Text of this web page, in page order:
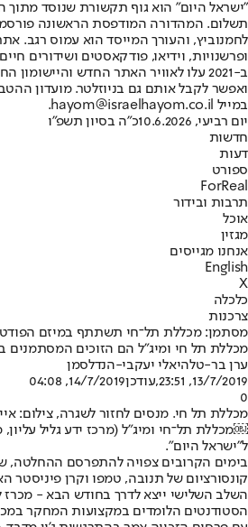
"ישראל היום" הוא גוף תקשורת שנוסד מתוך
ופרשנויות, וידיאו, פודקאסטים ושידורים
ב-2021 עלו לאוויר האתר החדש
ואפשר לקבל אותם גם בניוזלטר. מועדון
במייל hayom@israelhayom.co.il.
יום רביעי, 10.6.2026
כ"ה בסיון תשפ"ו
חדשות
דעות
ספורט
ForReal
תרבות ובידור
אוכל
מגזין
אנחנו מגייסים
English
X
כלכלה
צרכנות
מסתמן: מכללת תל־חי תשתתף במיזם
מכללת תל חי ומיג"ל הם הזוכים המסתמנים במכרז להפעל מכון מחקר וחדשנות מזון
ערן בר-טלהיאלי יעקבי-הנדלסמן
13/7/2019, 23:51
,עודכן14/7/2019, 04:08
0
מכללת תל חי. מנסים לחזור לשגרה, צילום: אייל
ל"ישראל היום".
בימים הקרובים צפויה להתפרסם ההחלטה,
קונסורציום של תנובה, טמפו וקרן
השלב השלישי ייצא לדרך בחודש הבא -
הסטודנטים הלומדים במקצועות המחקר